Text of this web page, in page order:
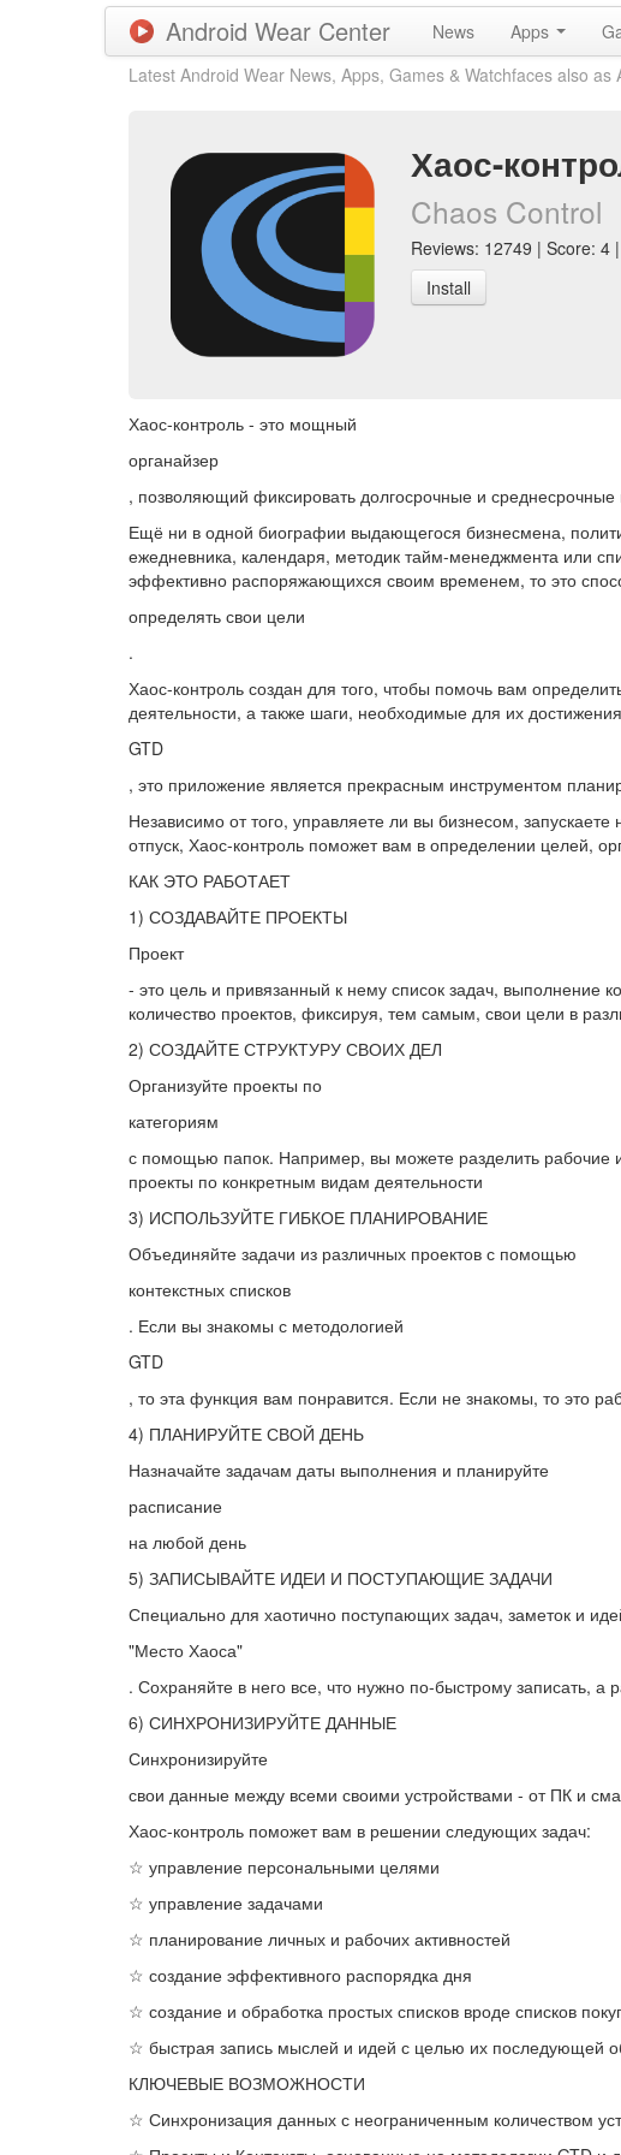
Android Wear Center News Apps
Latest Android Wear News, Apps, Games & Watchfaces also as
Хаос-
Chaos Control
Reviews: 12749 | Score: 4
Install
Хаос-контроль - это мощный
органайзер
, позволяющий фиксировать долгосрочные и среднесрочные
Ещё ни в одной биографии выдающегося бизнесмена,
ежедневника, календаря, методик тайм-менеджмента или
эффективно распоряжающихся своим временем, то это
определять свои цели
.
Хаос-контроль создан для того, чтобы помочь вам
деятельности, а также шаги, необходимые для их
GTD
, это приложение является прекрасным инструментом
Независимо от того, управляете ли вы бизнесом,
отпуск, Хаос-контроль поможет вам в определении целей,
КАК ЭТО РАБОТАЕТ
1) СОЗДАВАЙТЕ ПРОЕКТЫ
Проект
- это цель и привязанный к нему список задач, выполнение
количество проектов, фиксируя, тем самым, свои цели в
2) СОЗДАЙТЕ СТРУКТУРУ СВОИХ ДЕЛ
Организуйте проекты по
категориям
с помощью папок. Например, вы можете разделить рабочие
проекты по конкретным видам деятельности
3) ИСПОЛЬЗУЙТЕ ГИБКОЕ ПЛАНИРОВАНИЕ
Объединяйте задачи из различных проектов с помощью
контекстных списков
. Если вы знакомы с методологией
GTD
, то эта функция вам понравится. Если не знакомы, то это
4) ПЛАНИРУЙТЕ СВОЙ ДЕНЬ
Назначайте задачам даты выполнения и планируйте
расписание
на любой день
5) ЗАПИСЫВАЙТЕ ИДЕИ И ПОСТУПАЮЩИЕ ЗАДАЧИ
Специально для хаотично поступающих задач, заметок и
"Место Хаоса"
. Сохраняйте в него все, что нужно по-быстрому записать, а
6) СИНХРОНИЗИРУЙТЕ ДАННЫЕ
Синхронизируйте
свои данные между всеми своими устройствами - от ПК и
Хаос-контроль поможет вам в решении следующих задач:
☆ управление персональными целями
☆ управление задачами
☆ планирование личных и рабочих активностей
☆ создание эффективного распорядка дня
☆ создание и обработка простых списков вроде списков
☆ быстрая запись мыслей и идей с целью их последующей
КЛЮЧЕВЫЕ ВОЗМОЖНОСТИ
☆ Синхронизация данных с неограниченным количеством